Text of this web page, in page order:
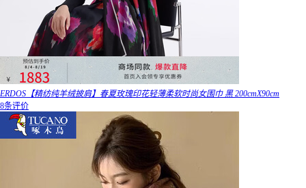
ERDOS【精纺纯羊绒披肩】春夏玫瑰印花轻薄柔软时尚女围巾 黑 200cmX90cm
8条评价